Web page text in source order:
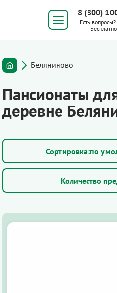
8 (800)
Есть
Беляниново
Пансионаты
деревне
по
Количество